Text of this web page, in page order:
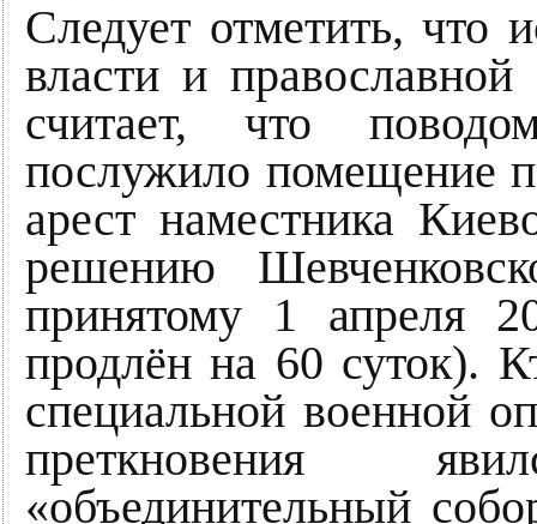
Следует отметить, что
власти и
считает, что
послужило помещение
арест наместника
решению
принятому 1 апреля
продлён на 60 суток).
специальной военной
преткновения
«объединительный